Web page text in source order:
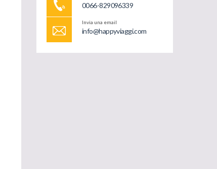
0066-829096339
Invia una email
info@happyviaggi.com